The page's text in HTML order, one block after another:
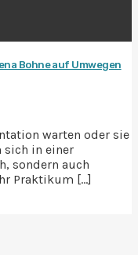
Bohne auf Umwegen
warten oder sie
sich in einer
sondern auch
Praktikum […]